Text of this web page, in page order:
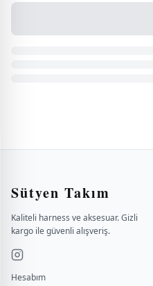
Sütyen Takım
Kaliteli harness ve aksesuar. Gizli
kargo ile güvenli alışveriş.
Hesabım